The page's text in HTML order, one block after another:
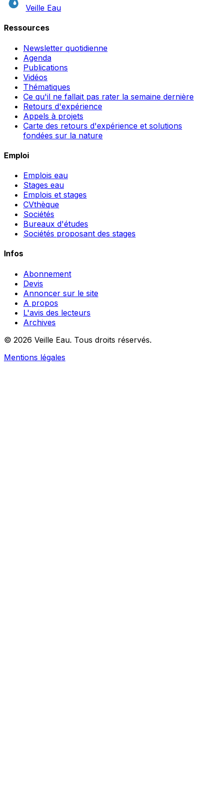
Veille Eau
Ressources
Newsletter quotidienne
Agenda
Publications
Vidéos
Thématiques
Ce qu'il ne fallait pas rater la semaine dernière
Retours d'expérience
Appels à projets
Carte des retours d'expérience et solutions
fondées sur la nature
Emploi
Emplois eau
Stages eau
Emplois et stages
CVthèque
Sociétés
Bureaux d'études
Sociétés proposant des stages
Infos
Abonnement
Devis
Annoncer sur le site
A propos
L'avis des lecteurs
Archives
© 2026 Veille Eau. Tous droits réservés.
Mentions légales